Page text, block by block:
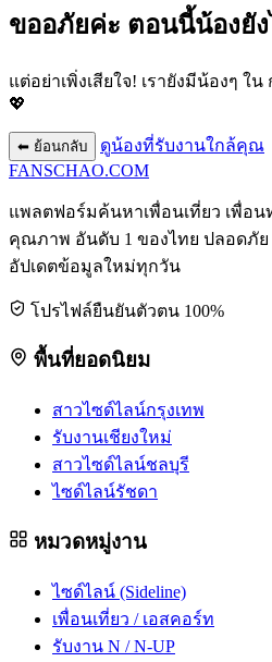
ขออภัยค่ะ ตอนนี้น้องยัง
แต่อย่าเพิ่งเสียใจ! เรายังมีน้องๆ ใน
💖
⬅ ย้อนกลับ
ดูน้องที่รับงานใกล้คุณ
FANSCHAO.COM
แพลตฟอร์มค้นหาเพื่อนเที่ยว เพื่อ
คุณภาพ อันดับ 1 ของไทย ปลอดภัย
อัปเดตข้อมูลใหม่ทุกวัน
โปรไฟล์ยืนยันตัวตน 100%
พื้นที่ยอดนิยม
สาวไซด์ไลน์กรุงเทพ
รับงานเชียงใหม่
สาวไซด์ไลน์ชลบุรี
ไซด์ไลน์รัชดา
หมวดหมู่งาน
ไซด์ไลน์ (Sideline)
เพื่อนเที่ยว / เอสคอร์ท
รับงาน N / N-UP